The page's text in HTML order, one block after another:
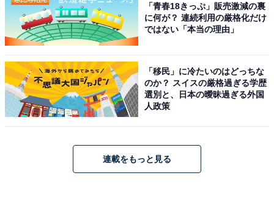
「青春18きっぷ」販売激減の裏
に何が？ 連続利用の厳格化だけ
ではない「本当の理由」
「移民」に冷たいのはどっちな
のか？ スイスの厳格過ぎる学歴
選別と、日本の曖昧過ぎる外国
人政策
連載をもっと見る